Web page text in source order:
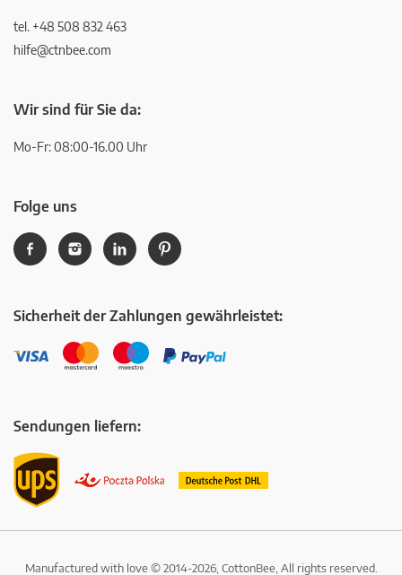
tel. +48 508 832 463
hilfe@ctnbee.com
Wir sind für Sie da:
Mo-Fr: 08:00-16.00 Uhr
Folge uns
Sicherheit der Zahlungen gewährleistet:
Sendungen liefern:
Manufactured with love © 2014-2026, CottonBee, All rights reserved.